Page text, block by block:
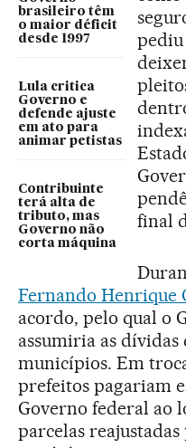
brasileiro têm
o maior déficit
desde 1997
Lula critica
Governo e
defende ajuste
em ato para
animar petistas
Contribuinte
terá alta de
tributo, mas
Governo não
corta máquina
pediu
final
Fernando Henrique
acordo, pelo qual o
assumiria as dívidas
municípios. Em
prefeitos pagariam
Governo federal ao
parcelas